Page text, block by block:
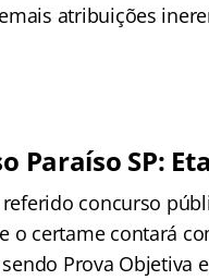
atribuições
Paraíso SP:
concurso
o certame contará
Prova Objetiva